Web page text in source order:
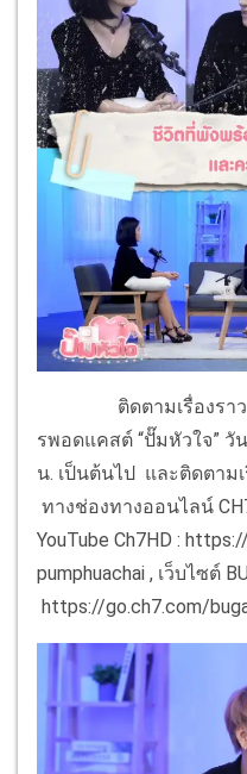
ติดตามเรื่องราวทั้ง
รพอดแคสต์ “ปั๊มหัวใจ” วั
น. เป็นต้นไป และติดตาม
ทางช่องทางออนไลน์
YouTube Ch7HD :
pumphuachai , เว็บไซต์
https://go.ch7.com/